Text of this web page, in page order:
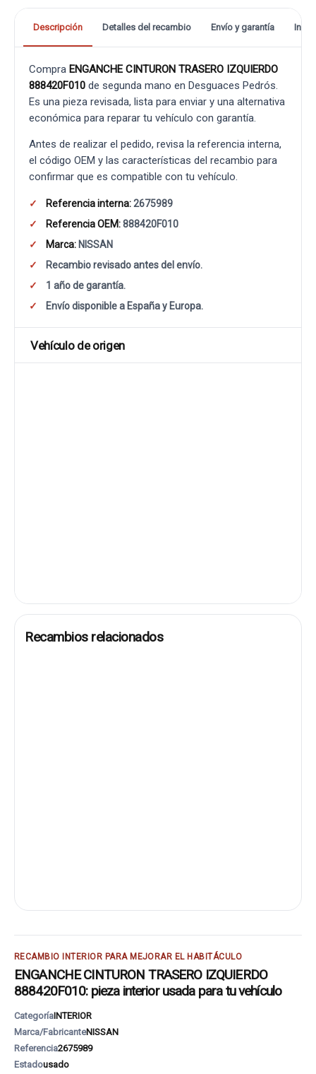
Descripción Detalles del recambio Envío y garantía
Compra ENGANCHE CINTURON TRASERO IZQUIERDO
888420F010 de segunda mano en Desguaces Pedrós.
Es una pieza revisada, lista para enviar y una alternativa
económica para reparar tu vehículo con garantía.
Antes de realizar el pedido, revisa la referencia interna,
el código OEM y las características del recambio para
confirmar que es compatible con tu vehículo.
Referencia interna:2675989
Referencia OEM:888420F010
Marca: NISSAN
Recambio revisado antes del envío.
1 año de garantía.
Envío disponible a España y Europa.
Vehículo de origen
Recambios relacionados
RECAMBIO INTERIOR PARA MEJORAR EL HABITÁCULO
ENGANCHE CINTURON TRASERO IZQUIERDO
888420F010: pieza interior usada para tu vehículo
CategoríaINTERIOR
Marca/FabricanteNISSAN
Referencia2675989
Estadousado